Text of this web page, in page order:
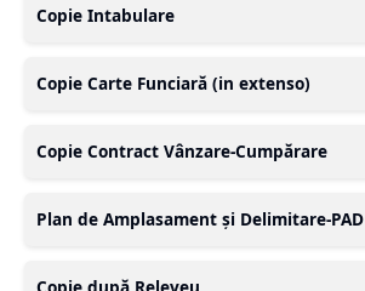
Copie Intabulare
Copie Carte Funciară (in extenso)
Copie Contract Vânzare-Cumpărare
Plan de Amplasament și Delimitare-PAD
Copie după Releveu